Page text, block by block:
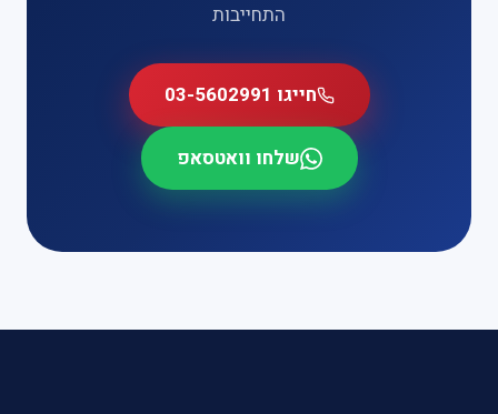
התחייבות
חייגו 03-5602991
שלחו וואטסאפ